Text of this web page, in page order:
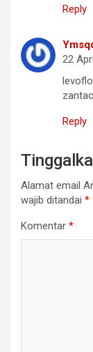
Reply
22
Reply
Alamat email
wajib ditandai *
Komentar *